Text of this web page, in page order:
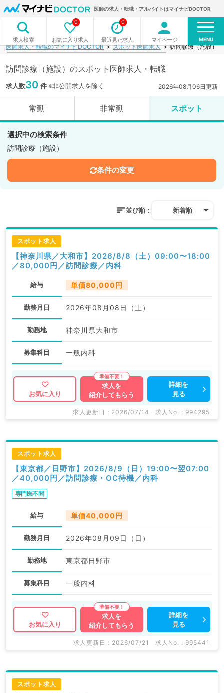
医師の求人・転職・アルバイトはマイナビDOCTOR
求人検索 お気に入り求人
0
最近見た求人
0
マイページ MENU
医師求人・転職のマイナビDOCTOR スポット医師求人 訪問診療（施設）
訪問診療（施設）のスポット医師求人・転職
求人数30 件※非公開求人を除く 2026年08月06日更新
常勤 非常勤 スポット
選択中の検索条件
訪問診療（施設）
条件の変更
並び順： 新着順
スポット求人
【神奈川県／大和市】2026/8/8（土）09:00〜18:00
／80,000円／訪問診療／内科
給与 単価80,000円
勤務月日 2026年08月08日（土）
勤務地 神奈川県大和市
募集科目 一般内科
お気に入り
求人を
紹介してもらう
詳細を
見る
求人更新日 : 2026/07/14 求人No. : 994295
スポット求人
【東京都／日野市】2026/8/9（日）19:00〜翌07:00
／40,000円／訪問診療・OC待機／内科
専門医不問
給与 単価40,000円
勤務月日 2026年08月09日（日）
勤務地 東京都日野市
募集科目 一般内科
お気に入り
求人を
紹介してもらう
詳細を
見る
求人更新日 : 2026/07/21 求人No. : 995441
スポット求人